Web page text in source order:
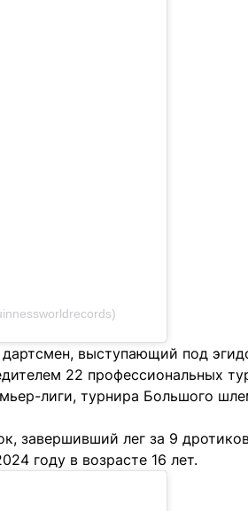
выступающий под
22 профессиональных
лиги, турнира Большого
завершивший лег за 9
году в возрасте 16 лет.